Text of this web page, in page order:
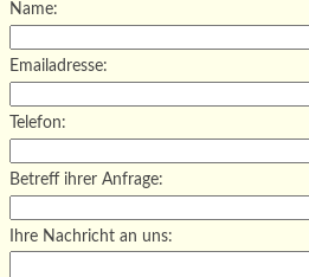
Name:
Emailadresse:
Telefon:
Betreff ihrer Anfrage:
Ihre Nachricht an uns: